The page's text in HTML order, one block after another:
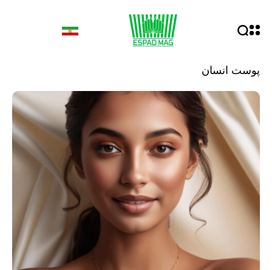
پوست انسان